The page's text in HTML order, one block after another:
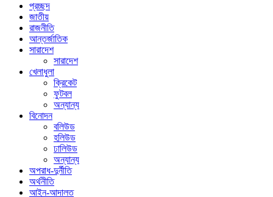
প্রচ্ছদ
জাতীয়
রাজনীতি
আন্তর্জাতিক
সারাদেশ
সারাদেশ
খেলাধুলা
ক্রিকেট
ফুটবল
অন্যান্য
বিনোদন
বলিউড
হলিউড
ঢালিউড
অন্যান্য
অপরাধ-দুর্নীতি
অর্থনীতি
আইন-আদালত